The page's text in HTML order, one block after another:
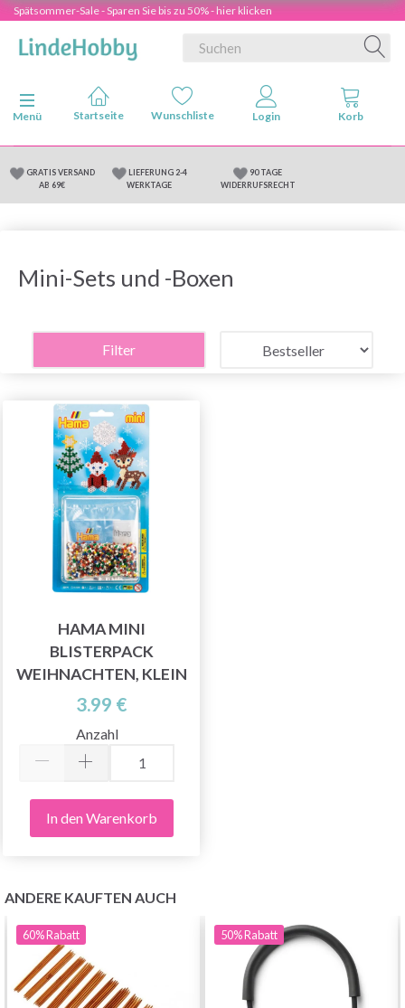
Spätsommer-Sale - Sparen Sie bis zu 50% - hier klicken
Anzeige ändern
Menü
GRATIS VERSAND
AB 69€
LIEFERUNG 2-4
WERKTAGE
90 TAGE
WIDERRUFSRECHT
Mini-Sets und -Boxen
Filter
HAMA MINI
BLISTERPACK
WEIHNACHTEN, KLEIN
3.99 €
Anzahl
In den Warenkorb
ANDERE KAUFTEN AUCH
60%Rabatt 50%Rabatt